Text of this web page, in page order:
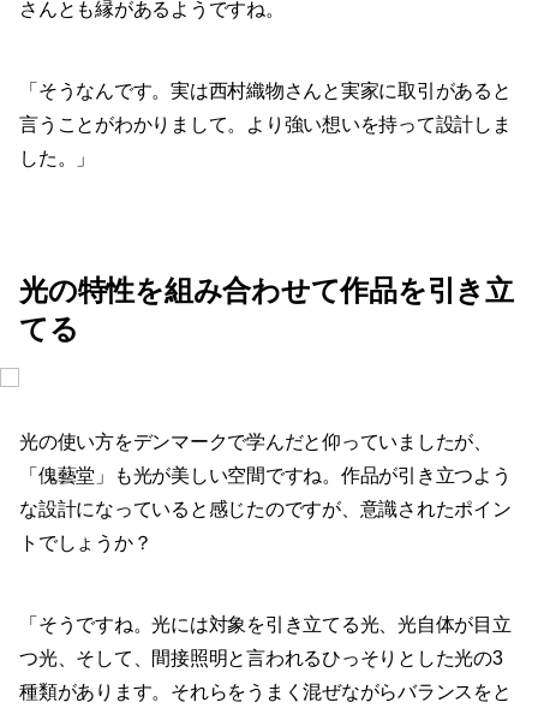
さんとも縁があるようですね。
「そうなんです。実は西村織物さんと実家に取引があると
言うことがわかりまして。より強い想いを持って設計しま
した。」
光の特性を組み合わせて作品を引き立
てる
光の使い方をデンマークで学んだと仰っていましたが、
「傀藝堂」も光が美しい空間ですね。作品が引き立つよう
な設計になっていると感じたのですが、意識されたポイン
トでしょうか？
「そうですね。光には対象を引き立てる光、光自体が目立
つ光、そして、間接照明と言われるひっそりとした光の3
種類があります。それらをうまく混ぜながらバランスをと